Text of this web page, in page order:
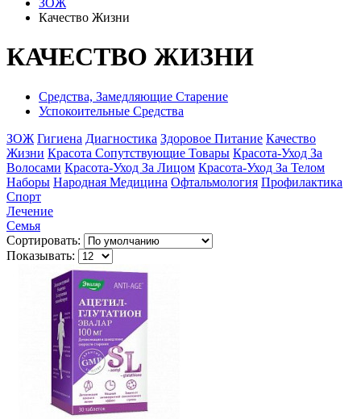
ЗОЖ
Качество Жизни
КАЧЕСТВО ЖИЗНИ
Средства, Замедляющие Старение
Успокоительные Средства
ЗОЖ Гигиена Диагностика Здоровое Питание Качество
Жизни Красота Сопутствующие Товары Красота-Уход За
Волосами Красота-Уход За Лицом Красота-Уход За Телом
Наборы Народная Медицина Офтальмология Профилактика
Спорт
Лечение
Семья
Сортировать:
Показывать: